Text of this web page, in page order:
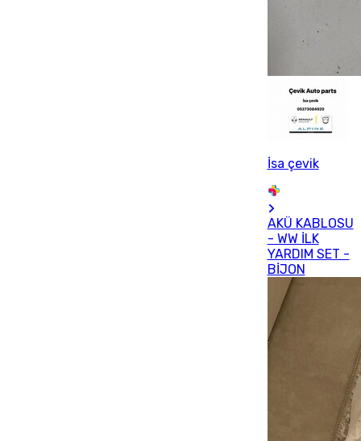
İsa çevik
AKÜ KABLOSU
- WW İLK
YARDIM SET -
BİJON